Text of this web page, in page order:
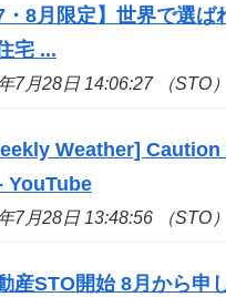
7・8月限定】世界で選ば
宅 ...
7月28日 14:06:27 （STO）
Weather]
YouTube
7月28日 13:48:56 （STO）
産STO開始 8月から申